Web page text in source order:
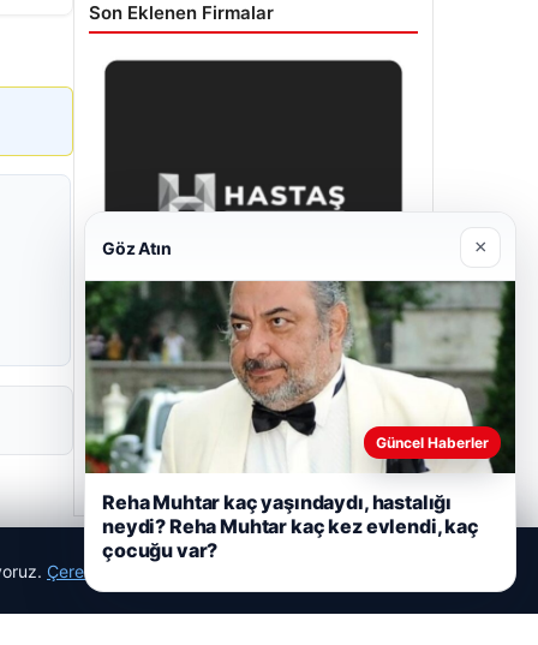
Son Eklenen Firmalar
Hastaş Beton
26/05/2026
Çerez Politikamız
Göz Atın ×
Güncel Haberler
Reha Muhtar kaç yaşındaydı, hastalığı
neydi? Reha Muhtar kaç kez evlendi, kaç
çocuğu var?